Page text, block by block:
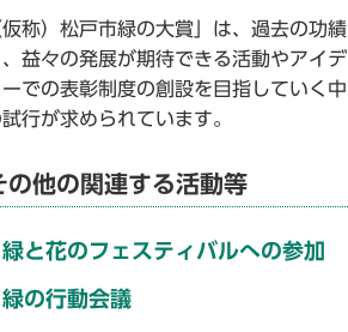
称）松戸市緑の大賞」は、過去の功
、益々の発展が期待できる活動やアイ
での表彰制度の創設を目指していく
行が求められています。
の他の関連する活動等
緑と花のフェスティバルへの参加
緑の行動会議